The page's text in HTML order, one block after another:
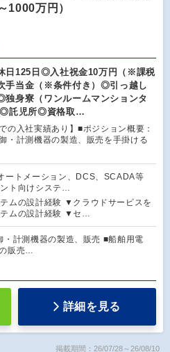
1000万円）
日125日◎入社祝金10万円（※課税
手当金（※条件付き）◎引っ越し
身寮（ワンルームマンションタ
◎託児所◎資格取…
の入社実績あり】■ポジション概要：
・計測機器の製造、販売を手掛ける
ートメーション、DCS、SCADA等
ト向けシステ…
ムの設計経験 ▼クラウドサービスを
テムの設計経験 ▼セ…
・計測機器の製造、販売 ■船舶用電
販売…
詳細を見る
掲載期間：26/07/28～26/08/10